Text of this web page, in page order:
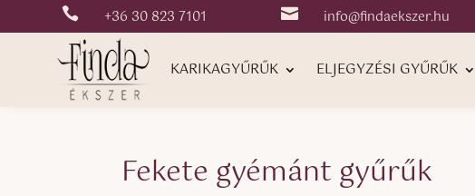
 +36 30 823 7101  info@findaekszer.hu
KARIKAGYŰRŰK ELJEGYZÉSI GYŰRŰK
Fekete gyémánt gyűrűk